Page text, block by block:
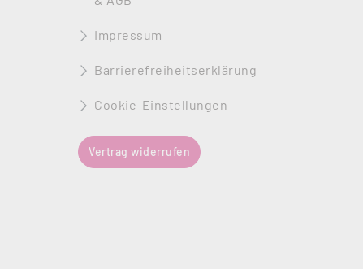
Impressum
Barrierefreiheitserklärung
Cookie-Einstellungen
Vertrag widerrufen